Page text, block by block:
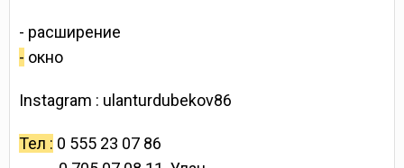
- расширение
- окно
Instagram : ulanturdubekov86
Тел : 0 555 23 07 86